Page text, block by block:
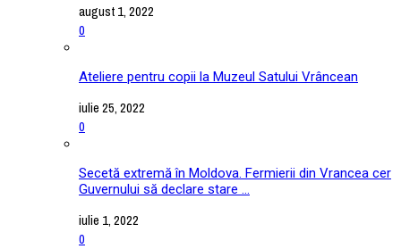
august 1, 2022
0
Ateliere pentru copii la Muzeul Satului Vrâncean
iulie 25, 2022
0
Secetă extremă în Moldova. Fermierii din Vrancea cer
Guvernului să declare stare ...
iulie 1, 2022
0